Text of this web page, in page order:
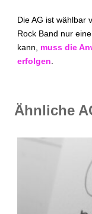
Die AG ist wählbar
Rock Band nur
kann, muss die
erfolgen.
Ähnliche